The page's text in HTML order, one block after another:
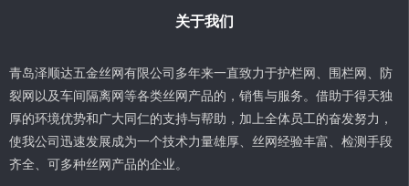
关于我们
青岛泽顺达五金丝网有限公司多年来一直致力于护栏网、围栏网、防
裂网以及车间隔离网等各类丝网产品的，销售与服务。借助于得天独
厚的环境优势和广大同仁的支持与帮助，加上全体员工的奋发努力，
使我公司迅速发展成为一个技术力量雄厚、丝网经验丰富、检测手段
齐全、可多种丝网产品的企业。